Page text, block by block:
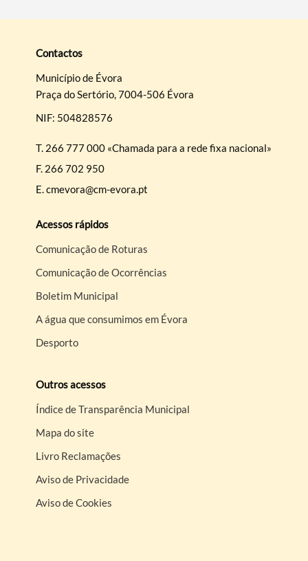
Contactos
Município de Évora
Praça do Sertório, 7004-506 Évora
NIF: 504828576
T. 266 777 000 «Chamada para a rede fixa nacional»
F. 266 702 950
E.cmevora@cm-evora.pt
Acessos rápidos
Comunicação de Roturas
Comunicação de Ocorrências
Boletim Municipal
A água que consumimos em Évora
Desporto
Outros acessos
Índice de Transparência Municipal
Mapa do site
Livro Reclamações
Aviso de Privacidade
Aviso de Cookies